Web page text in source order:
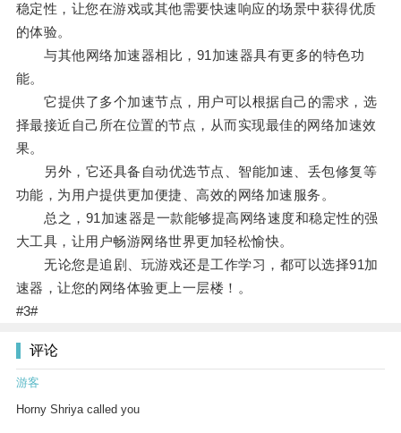
稳定性，让您在游戏或其他需要快速响应的场景中获得优质
的体验。
与其他网络加速器相比，91加速器具有更多的特色功
能。
它提供了多个加速节点，用户可以根据自己的需求，选
择最接近自己所在位置的节点，从而实现最佳的网络加速效
果。
另外，它还具备自动优选节点、智能加速、丢包修复等
功能，为用户提供更加便捷、高效的网络加速服务。
总之，91加速器是一款能够提高网络速度和稳定性的强
大工具，让用户畅游网络世界更加轻松愉快。
无论您是追剧、玩游戏还是工作学习，都可以选择91加
速器，让您的网络体验更上一层楼！。
#3#
评论
游客
Horny Shriya called you